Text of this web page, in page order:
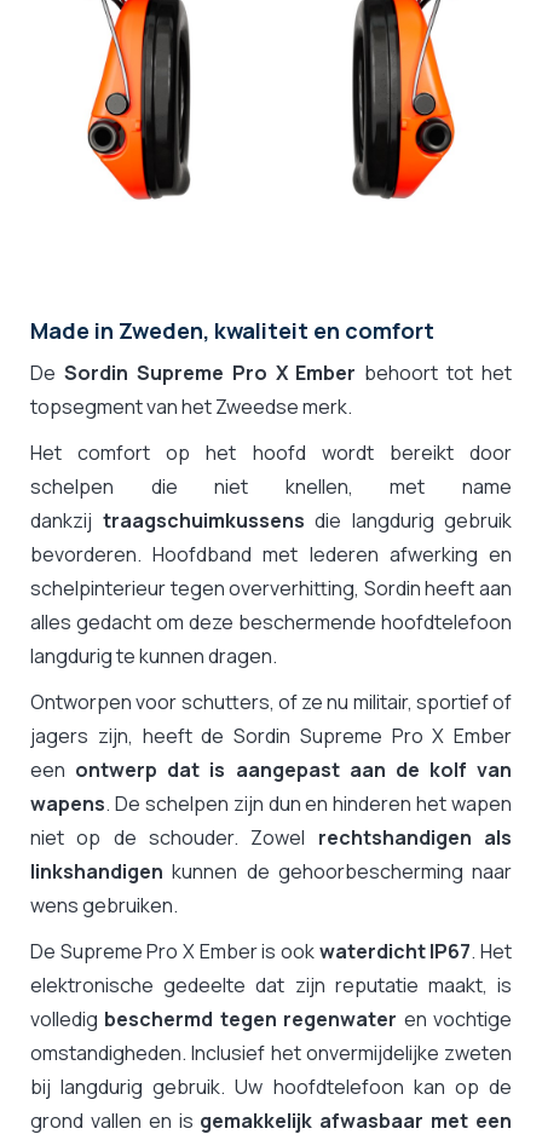
Made in Zweden, kwaliteit en comfort
De Sordin Supreme Pro X Ember behoort tot het
topsegment van het Zweedse merk.
Het comfort op het hoofd wordt bereikt door
schelpen die niet knellen, met name
dankzij traagschuimkussens die langdurig gebruik
bevorderen. Hoofdband met lederen afwerking en
schelpinterieur tegen oververhitting, Sordin heeft aan
alles gedacht om deze beschermende hoofdtelefoon
langdurig te kunnen dragen.
Ontworpen voor schutters, of ze nu militair, sportief of
jagers zijn, heeft de Sordin Supreme Pro X Ember
een ontwerp dat is aangepast aan de kolf van
wapens. De schelpen zijn dun en hinderen het wapen
niet op de schouder. Zowel rechtshandigen als
linkshandigen kunnen de gehoorbescherming naar
wens gebruiken.
De Supreme Pro X Ember is ookwaterdicht IP67. Het
elektronische gedeelte dat zijn reputatie maakt, is
volledig beschermd tegen regenwater en vochtige
omstandigheden. Inclusief het onvermijdelijke zweten
bij langdurig gebruik. Uw hoofdtelefoon kan op de
grond vallen en is gemakkelijk afwasbaar met een